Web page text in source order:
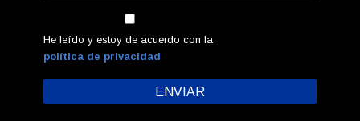
He leído y estoy de acuerdo con la
política de privacidad